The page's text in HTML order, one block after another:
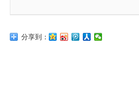
分享到：